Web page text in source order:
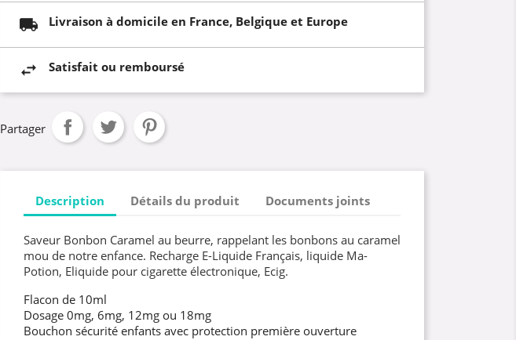
Livraison à domicile en France, Belgique et Europe
Satisfait ou remboursé
Partager
Description Détails du produit Documents joints
Saveur Bonbon Caramel au beurre, rappelant les bonbons au caramel
mou de notre enfance. Recharge E-Liquide Français, liquide Ma-
Potion, Eliquide pour cigarette électronique, Ecig.
Flacon de 10ml
Dosage 0mg, 6mg, 12mg ou 18mg
Bouchon sécurité enfants avec protection première ouverture